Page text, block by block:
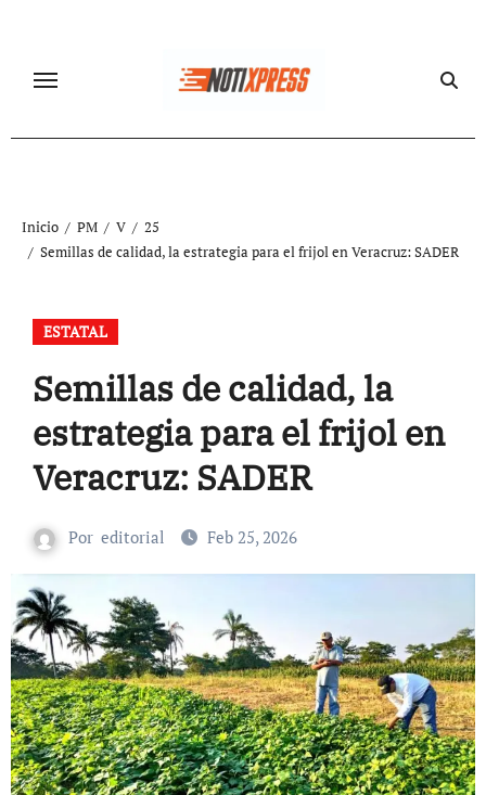
contenido
Inicio PM V
25
Semillas de calidad, la estrategia para el frijol en Veracruz: SADER
ESTATAL
Semillas de calidad, la
estrategia para el frijol en
Veracruz: SADER
Por editorial Feb 25, 2026